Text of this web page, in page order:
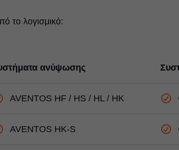
το λογισμικό:
ανύψωσης
AVENTOS HF / HS / HL / HK
AVENTOS HK-S